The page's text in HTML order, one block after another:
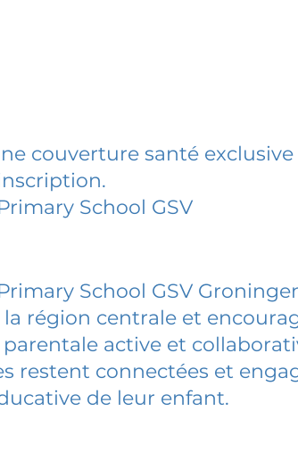
couverture santé
School GSV
School GSV
région centrale et
active et
restent connectées et
de leur enfant.